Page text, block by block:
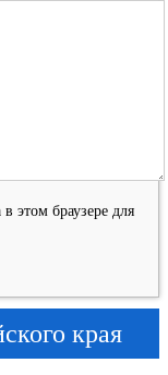
этом браузере для
края